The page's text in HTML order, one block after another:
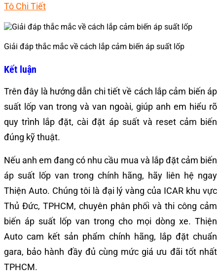
Tô Chi Tiết
Giải đáp thắc mắc về cách lắp cảm biến áp suất lốp
Kết luận
Trên đây là hướng dẫn chi tiết về cách lắp cảm biến áp
suất lốp van trong và van ngoài, giúp anh em hiểu rõ
quy trình lắp đặt, cài đặt áp suất và reset cảm biến
đúng kỹ thuật.
Nếu anh em đang có nhu cầu mua và lắp đặt cảm biến
áp suất lốp van trong chính hãng, hãy liên hệ ngay
Thiện Auto. Chúng tôi là đại lý vàng của ICAR khu vực
Thủ Đức, TPHCM, chuyên phân phối và thi công cảm
biến áp suất lốp van trong cho mọi dòng xe. Thiện
Auto cam kết sản phẩm chính hãng, lắp đặt chuẩn
gara, bảo hành đầy đủ cùng mức giá ưu đãi tốt nhất
TPHCM.